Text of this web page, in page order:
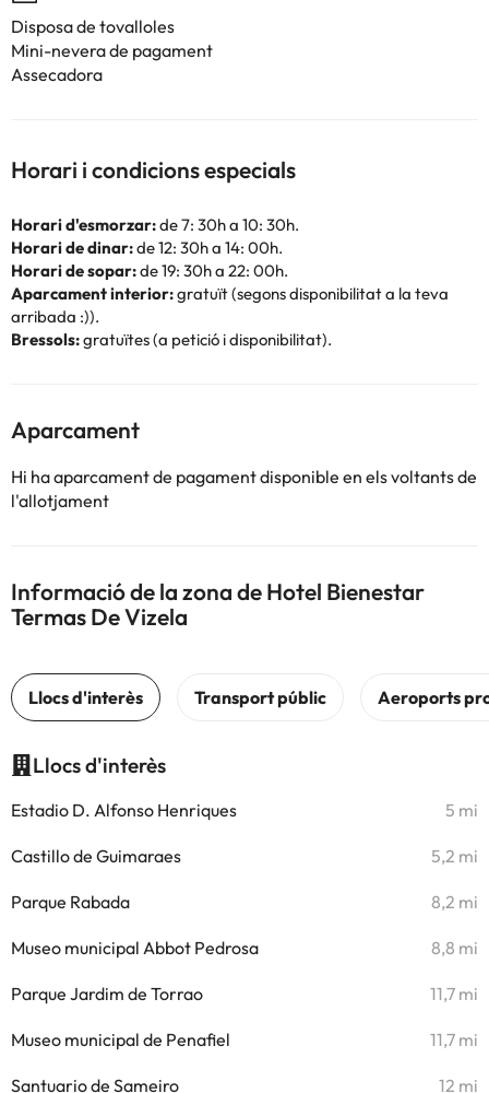
Disposa de tovalloles
Mini-nevera de pagament
Assecadora
Horari i condicions especials
Horari d'esmorzar:de 7: 30h a 10: 30h.
Horari de dinar:de 12: 30h a 14: 00h.
Horari de sopar:de 19: 30h a 22: 00h.
Aparcament interior:gratuït (segons disponibilitat a la teva
arribada :)).
Bressols:gratuïtes (a petició i disponibilitat).
Aparcament
Hi ha aparcament de pagament disponible en els voltants de
l'allotjament
Informació de la zona de Hotel Bienestar
Termas De Vizela
Llocs d'interès
Estadio D. Alfonso Henriques 5 mi
Castillo de Guimaraes 5,2 mi
Parque Rabada 8,2 mi
Museo municipal Abbot Pedrosa 8,8 mi
Parque Jardim de Torrao 11,7 mi
Museo municipal de Penafiel 11,7 mi
Santuario de Sameiro 12 mi